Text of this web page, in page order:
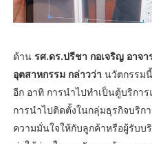
ด้าน รศ.ดร.ปรีชา กอเจริญ อาจ
อุตสาหกรรม กล่าวว่า นวัตกรรม
อีก อาทิ การนำไปทำเป็นตู้บริกา
การนำไปติดตั้งในกลุ่มธุรกิจบริก
ความมั่นใจให้กับลูกค้าหรือผู้รับบ